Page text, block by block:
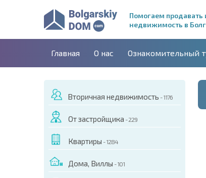
Помогаем продавать
недвижимость в
Главная О нас Ознакомительный
Вторичная недвижимость - 1176
От застройщика - 229
Квартиры - 1284
Дома, Виллы - 101